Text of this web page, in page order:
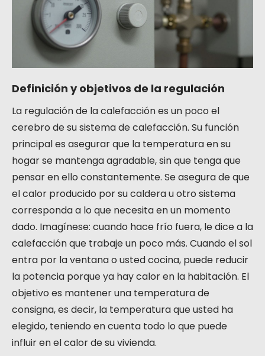
Definición y objetivos de la regulación
La regulación de la calefacción es un poco el
cerebro de su sistema de calefacción. Su función
principal es asegurar que la temperatura en su
hogar se mantenga agradable, sin que tenga que
pensar en ello constantemente. Se asegura de que
el calor producido por su caldera u otro sistema
corresponda a lo que necesita en un momento
dado. Imagínese: cuando hace frío fuera, le dice a la
calefacción que trabaje un poco más. Cuando el sol
entra por la ventana o usted cocina, puede reducir
la potencia porque ya hay calor en la habitación. El
objetivo es mantener una temperatura de
consigna, es decir, la temperatura que usted ha
elegido, teniendo en cuenta todo lo que puede
influir en el calor de su vivienda.